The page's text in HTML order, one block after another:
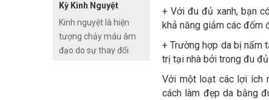
+ Với đu đủ xanh, bạn
khả năng giảm các đốm
+ Trường hợp da bị nấm
trị tại nhà bởi trong đu
Với một loạt các lợi ích
cách làm đẹp da bằng
Kỳ Kinh Nguyệt
Kinh nguyệt là hiện
tượng chảy máu âm
đạo do sự thay đổi